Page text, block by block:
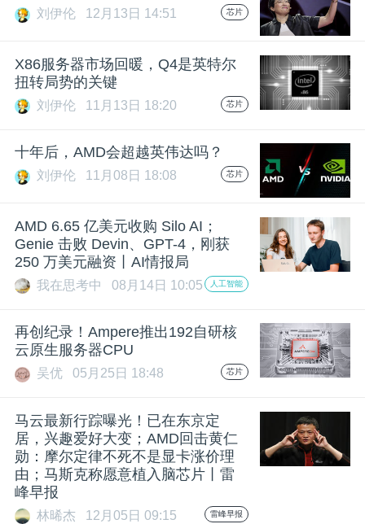
爱
机
刘伊伦 12月13日 14:51 芯片
X86服务器市场回暖，Q4是英特尔
扭转局势的关键
刘伊伦 11月13日 18:20 芯片
十年后，AMD会超越英伟达吗？
刘伊伦 11月08日 18:08 芯片
AMD 6.65 亿美元收购 Silo AI；
Genie 击败 Devin、GPT-4，刚获
250 万美元融资丨AI情报局
我在思考中 08月14日 10:05 人工智能
再创纪录！Ampere推出192自研核
云原生服务器CPU
吴优 05月25日 18:48 芯片
马云最新行踪曝光！已在东京定
居，兴趣爱好大变；AMD回击黄仁
勋：摩尔定律不死不是显卡涨价理
由；马斯克称愿意植入脑芯片丨雷
峰早报
林晞杰 12月05日 09:15 雷峰早报